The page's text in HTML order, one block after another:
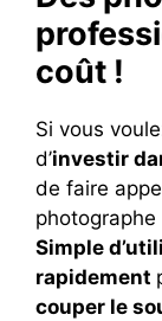
coût !
Si vous
d’investir
de faire
Simple
rapidement
couper le